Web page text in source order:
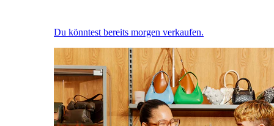
Du könntest bereits morgen verkaufen.